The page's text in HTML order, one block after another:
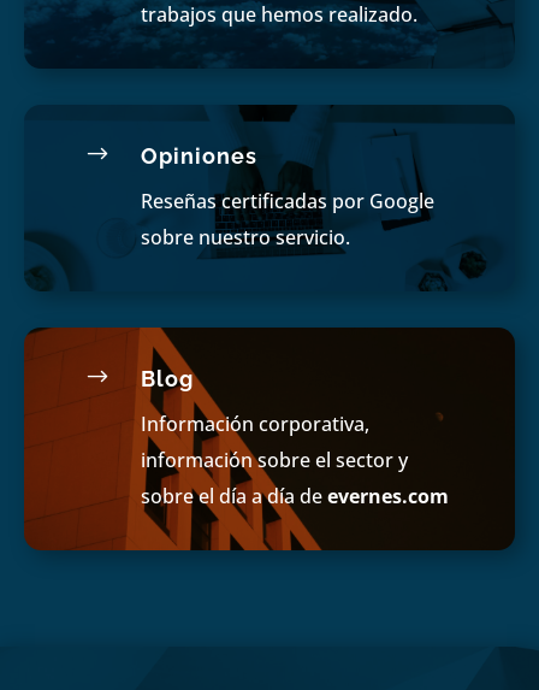
trabajos que hemos realizado.
$ Opiniones
Reseñas certificadas por Google
sobre nuestro servicio.
$ Blog
Información corporativa,
información sobre el sector y
sobre el día a día deevernes.com